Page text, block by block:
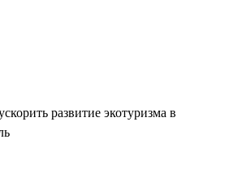
развитие экотуризма в